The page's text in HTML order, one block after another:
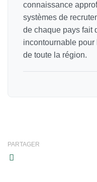
connaissance
systèmes de
de chaque pays fait
incontournable
de toute la région.
PARTAGER